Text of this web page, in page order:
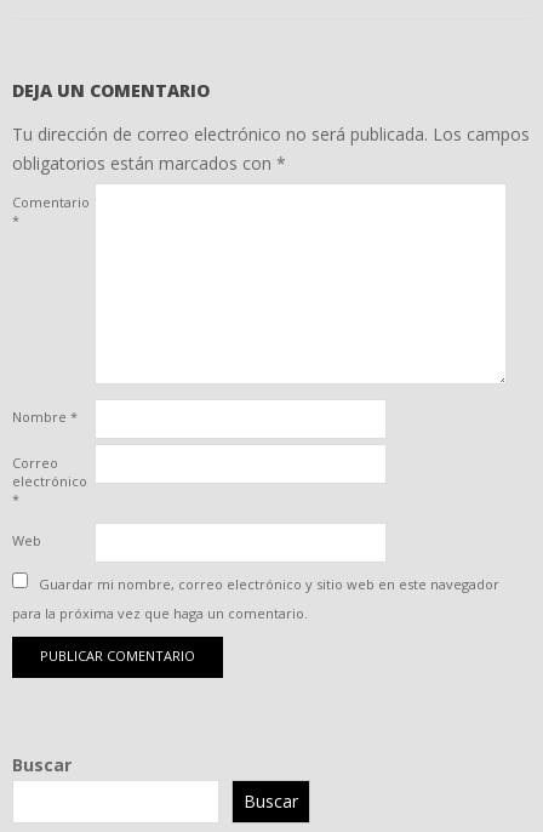
DEJA UN COMENTARIO
Tu dirección de correo electrónico no será publicada. Los campos
obligatorios están marcados con *
Comentario
*
Nombre *
Correo
electrónico
*
Web
Guardar mi nombre, correo electrónico y sitio web en este navegador
para la próxima vez que haga un comentario.
Buscar
Buscar